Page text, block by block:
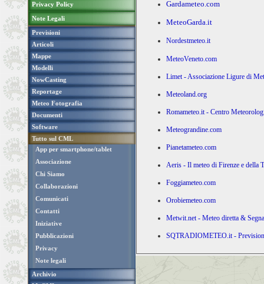
Privacy Policy
Note Legali
Previsioni
Articoli
Mappe
Modelli
NowCasting
Reportage
Meteo Fotografia
Documenti
Software
Tutto sul CML
App per smartphone/tablet
Associazione
Chi Siamo
Collaborazioni
Comunicati
Contatti
Iniziative
Pubblicazioni
Privacy
Note legali
Archivio
Gardameteo.com
MeteoGarda.it
Nordestmeteo.it
MeteoVeneto.com
Limet - Associazione Ligure di
Meteoland.org
Romameteo.it - Centro
Meteograndine.com
Pianetameteo.com
Aeris - Il meteo di Firenze e della
Foggiameteo.com
Orobiemeteo.com
Metwit.net - Meteo diretta &
SQTRADIOMETEO.it -